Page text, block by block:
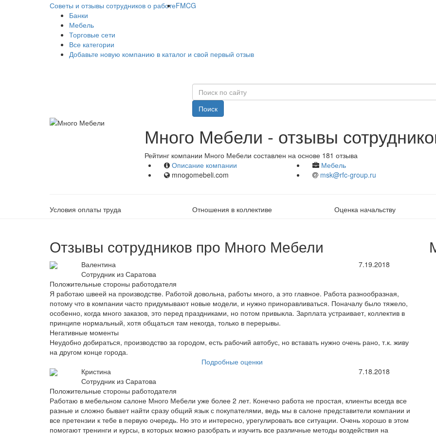
Советы и отзывы сотрудников о работеFMCG
Банки
Мебель
Торговые сети
Все категории
Добавьте новую компанию в каталог и свой первый отзыв
Поиск
Много Мебели - отзывы
Рейтинг компании Много Мебели составлен на основе 181 отзыва
Описание компании
Мебель
mnogomebeli.com
msk@rfc-group.ru
Условия оплаты труда Отношения в коллективе Оценка начальству
Отзывы сотрудников про Много Мебели
Валентина
Сотрудник из Саратова
7.19.2018
Положительные стороны работодателя
Я работаю швеей на производстве. Работой довольна, работы много, а это главное. Работа разнообразная,
потому что в компании часто придумывают новые модели, и нужно приноравливаться. Поначалу было тяжело,
особенно, когда много заказов, это перед праздниками, но потом привыкла. Зарплата устраивает, коллектив в
принципе нормальный, хотя общаться там некогда, только в перерывы.
Негативные моменты
Неудобно добираться, производство за городом, есть рабочий автобус, но вставать нужно очень рано, т.к. живу
на другом конце города.
Подробные оценки
Кристина
Сотрудник из Саратова
7.18.2018
Положительные стороны работодателя
Работаю в мебельном салоне Много Мебели уже более 2 лет. Конечно работа не простая, клиенты всегда все
разные и сложно бывает найти сразу общий язык с покупателями, ведь мы в салоне представители компании и
все претензии к тебе в первую очередь. Но это и интересно, урегулировать все ситуации. Очень хорошо в этом
помогают тренинги и курсы, в которых можно разобрать и изучить все различные методы воздействия на